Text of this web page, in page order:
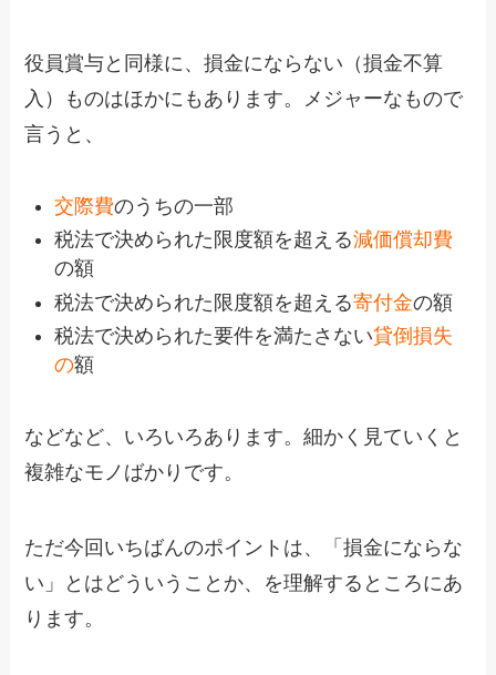
役員賞与と同様に、損金にならない（損金不算
入）ものはほかにもあります。メジャーなもので
言うと、
交際費のうちの一部
税法で決められた限度額を超える減価償却費
の額
税法で決められた限度額を超える寄付金の額
税法で決められた要件を満たさない貸倒損失
の額
などなど、いろいろあります。細かく見ていくと
複雑なモノばかりです。
ただ今回いちばんのポイントは、「損金にならな
い」とはどういうことか、を理解するところにあ
ります。